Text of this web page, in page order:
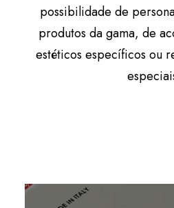
possibilidade de
produtos da gama, de
estéticos específicos ou